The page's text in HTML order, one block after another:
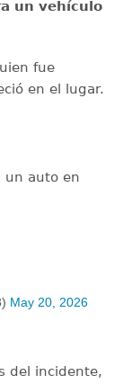
un vehículo
fue
en el lugar.
un auto en
May 20, 2026
del incidente,